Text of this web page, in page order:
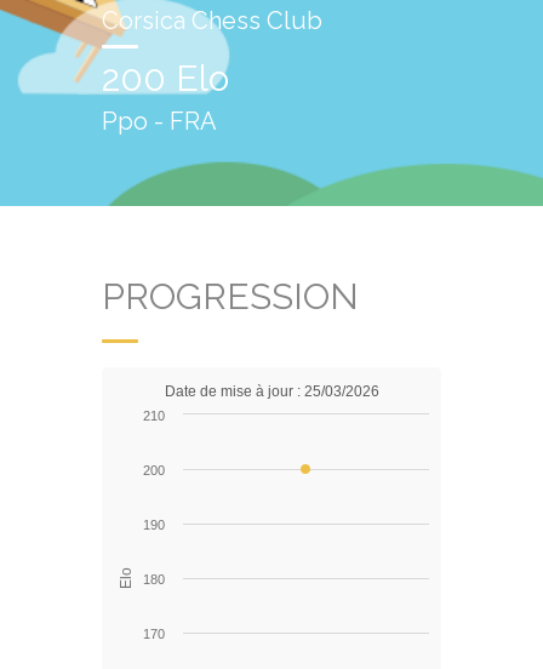
Corsica Chess Club
200 Elo
Ppo - FRA
PROGRESSION
Elo
Date de mise à jour : 25/03/2026
170
180
190
200
210